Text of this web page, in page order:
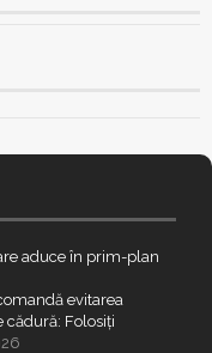
aduce în prim-plan
evitarea
Folosiți